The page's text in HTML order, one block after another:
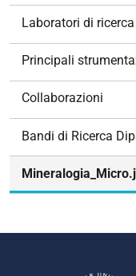
Laboratori di ricerca
Principali
Collaborazioni
Bandi di Ricerca